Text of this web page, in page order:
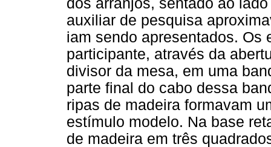
dos arranjos, sentado ao
auxiliar de pesquisa
iam sendo apresentados. Os
participante, através da
divisor da mesa, em uma
parte final do cabo dessa
ripas de madeira formavam
estímulo modelo. Na base
de madeira em três